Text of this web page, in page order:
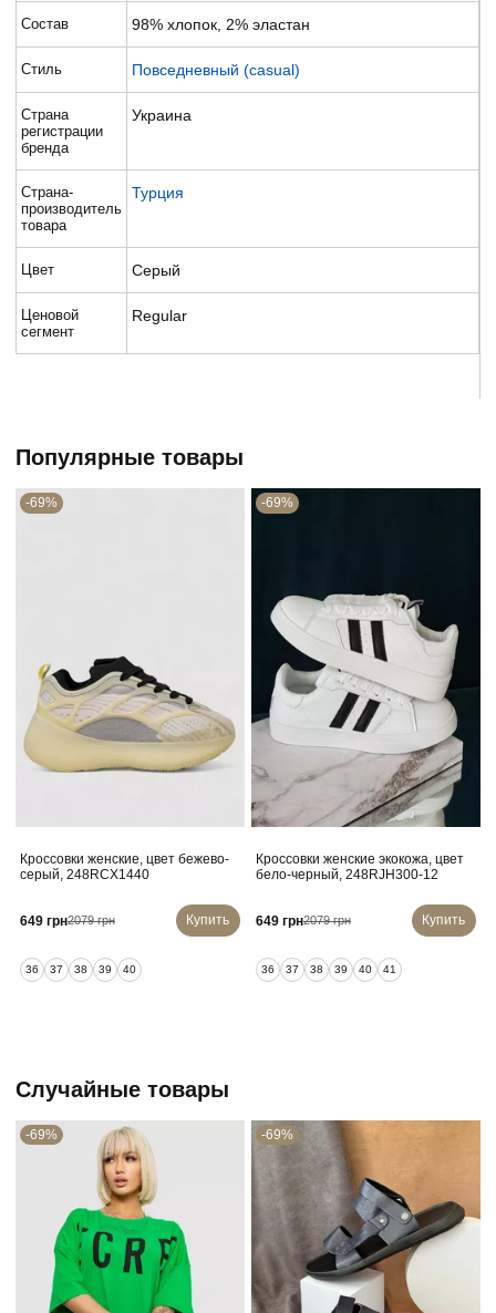
Состав 98% хлопок, 2% эластан
Стиль Повседневный (casual)
Страна
регистрации
бренда
Украина
Страна-
производитель
товара
Турция
Цвет Серый
Ценовой
сегмент
Regular
Популярные товары
-69%
Кроссовки женские, цвет бежево-
серый, 248RCX1440
649 грн2079 грн Купить
36 37 38 39 40
-69%
Кроссовки женские экокожа, цвет
бело-черный, 248RJH300-12
649 грн2079 грн Купить
36 37 38 39 40 41
Случайные товары
-69% -69%